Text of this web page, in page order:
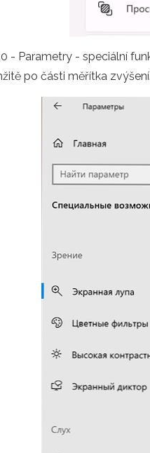
- Parametry - speciální
po části měřítka zvýšení.